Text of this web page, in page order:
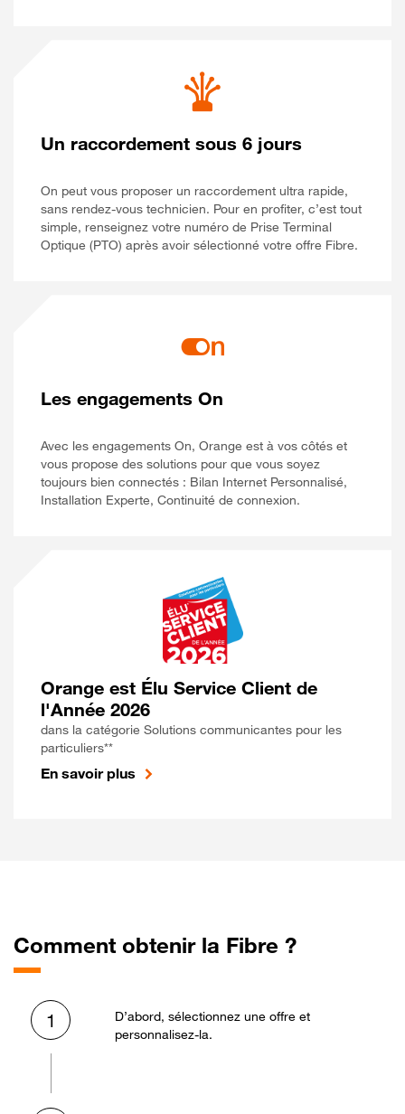
Un raccordement sous 6 jours
On peut vous proposer un raccordement ultra rapide,
sans rendez-vous technicien. Pour en profiter, c’est tout
simple, renseignez votre numéro de Prise Terminal
Optique (PTO) après avoir sélectionné votre offre Fibre.
Les engagements On
Avec les engagements On, Orange est à vos côtés et
vous propose des solutions pour que vous soyez
toujours bien connectés : Bilan Internet Personnalisé,
Installation Experte, Continuité de connexion.
Orange est Élu Service Client de
l'Année 2026
dans la catégorie Solutions communicantes pour les
particuliers**
En savoir plus
Comment obtenir la Fibre ?
1
D’abord, sélectionnez une offre et
personnalisez-la.